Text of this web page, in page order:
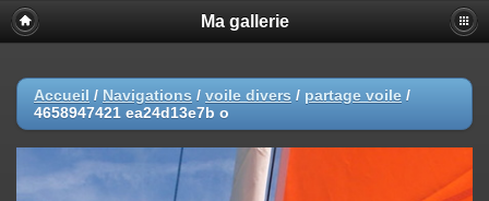
Ma gallerie
Accueil / Navigations / voile divers / partage voile /
4658947421 ea24d13e7b o